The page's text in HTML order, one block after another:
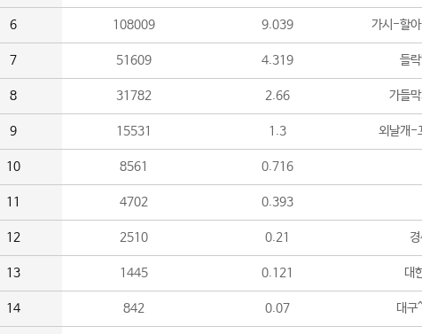
6 108009 9.039 가시-할
7 51609 4.319 들
8 31782 2.66 가들
9 15531 1.3 외날개-
10 8561 0.716
11 4702 0.393
12 2510 0.21
13 1445 0.121 대
14 842 0.07 대구